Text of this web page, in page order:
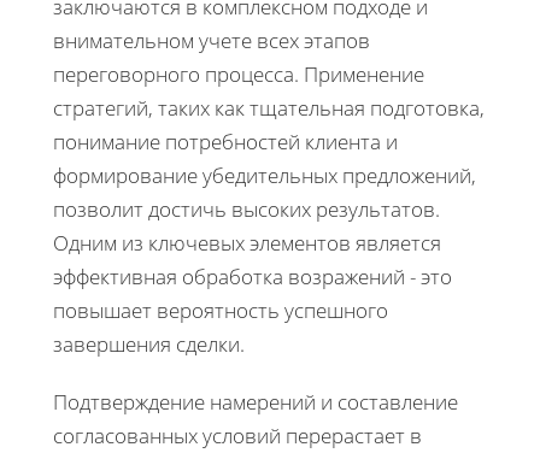
заключаются в комплексном подходе и
внимательном учете всех этапов
переговорного процесса. Применение
стратегий, таких как тщательная подготовка,
понимание потребностей клиента и
формирование убедительных предложений,
позволит достичь высоких результатов.
Одним из ключевых элементов является
эффективная обработка возражений - это
повышает вероятность успешного
завершения сделки.
Подтверждение намерений и составление
согласованных условий перерастает в